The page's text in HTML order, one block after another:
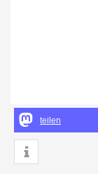
teilen